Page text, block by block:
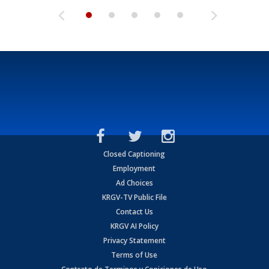
Closed Captioning
Employment
Ad Choices
KRGV-TV Public File
Contact Us
KRGV AI Policy
Privacy Statement
Terms of Use